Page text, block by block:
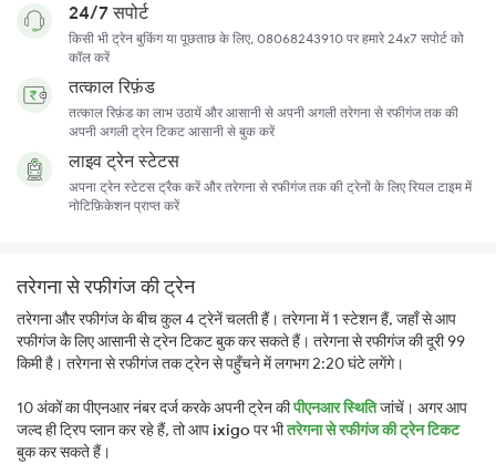
24/7 सपोर्ट
किसी भी ट्रेन बुकिंग या पूछताछ के लिए, 08068243910 पर हमारे 24x7 सपोर्ट को
कॉल करें
तत्काल रिफ़ंड
तत्काल रिफ़ंड का लाभ उठायें और आसानी से अपनी अगली तरेगना से रफीगंज तक की
अपनी अगली ट्रेन टिकट आसानी से बुक करें
लाइव ट्रेन स्टेटस
अपना ट्रेन स्टेटस ट्रैक करें और तरेगना से रफीगंज तक की ट्रेनों के लिए रियल टाइम में
नोटिफ़िकेशन प्राप्त करें
तरेगना से रफीगंज की ट्रेन
तरेगना और रफीगंज के बीच कुल 4 ट्रेनें चलती हैं। तरेगना में 1 स्टेशन हैं, जहाँ से आप
रफीगंज के लिए आसानी से ट्रेन टिकट बुक कर सकते हैं। तरेगना से रफीगंज की दूरी 99
किमी है। तरेगना से रफीगंज तक ट्रेन से पहुँचने में लगभग 2:20 घंटे लगेंगे।
10 अंकों का पीएनआर नंबर दर्ज करके अपनी ट्रेन कीपीएनआर स्थितिजांचें। अगर आप
जल्द ही ट्रिप प्लान कर रहे हैं, तो आपixigoपर भीतरेगना से रफीगंज की ट्रेन टिकट
बुक कर सकते हैं।